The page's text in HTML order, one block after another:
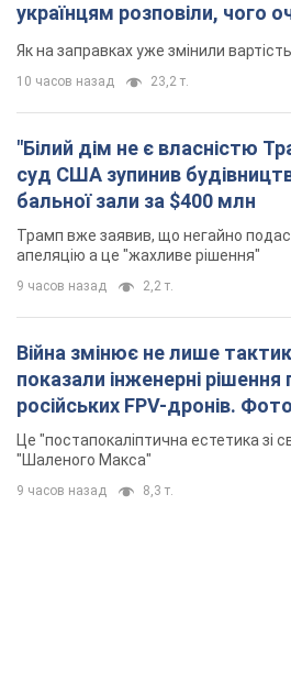
українцям розповіли, чого
Як на заправках уже змінили
10 часов назад 23,2 т.
"Білий дім не є власністю
суд США зупинив
бальної зали за $400 млн
Трамп вже заявив, що негайно
апеляцію а це "жахливе рішення"
9 часов назад 2,2 т.
Війна змінює не лише
показали інженерні рішення
російських FPV-дронів. Фото
Це "постапокаліптична естетика зі
"Шаленого Макса"
9 часов назад 8,3 т.